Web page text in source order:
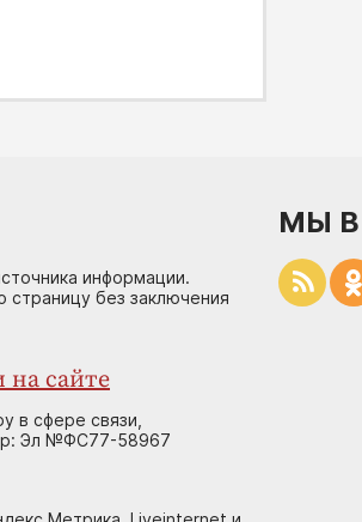
информации.
страницу без заключения
на сайте
в сфере связи,
Эл №ФС77-58967
МЫ В